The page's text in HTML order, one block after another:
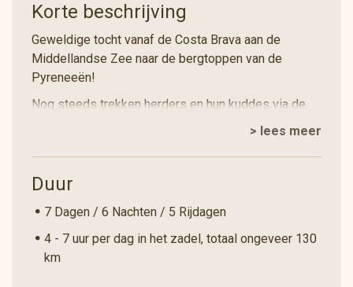
Korte beschrijving
Geweldige tocht vanaf de Costa Brava aan de
Middellandse Zee naar de bergtoppen van de
Pyreneeën!
Nog steeds trekken herders en hun kuddes via de
Camino Real door het noordoosten van Catalonië. In
kustgebieden en in de zomer wandelen ze hoog in
de Pyreneeën. Afgeronde, zachte "bergheuvels"
Mediterrane landbouwgrond, dichte bossen en de
alpenweiden van de hoge bergen bepalen het
landschap. De gevarieerde tocht door het rustige en
> lees meer
Duur
7 Dagen / 6 Nachten / 5 Rijdagen
4 - 7 uur per dag in het zadel, totaal ongeveer 130
km